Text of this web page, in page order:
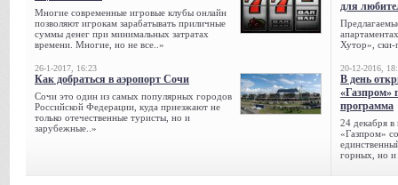
Многие современные игровые клубы онлайн
позволяют игрокам зарабатывать приличные
суммы денег при минимальных затратах
времени. Многие, но не все..»
26-1-2017, 16:23
Как добраться в аэропорт Сочи
Сочи это один из самых популярных городов
Российской Федерации, куда приезжают не
только отечественные туристы, но и
зарубежные..»
для
Хутор», ски-
20-12-2016,
В день
«Газпром»
программа
24 декабря в
«Газпром»
горных, но